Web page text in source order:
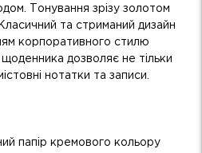
Тонування зрізу золотом
та стриманий дизайн
корпоративного стилю
дозволяє не тільки
нотатки та записи.
папір кремового кольору